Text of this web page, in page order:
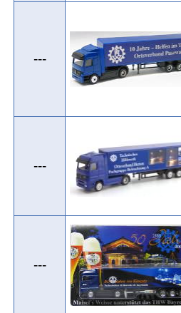
---
---
---